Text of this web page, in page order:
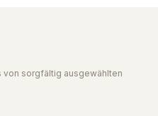
von sorgfältig ausgewählten